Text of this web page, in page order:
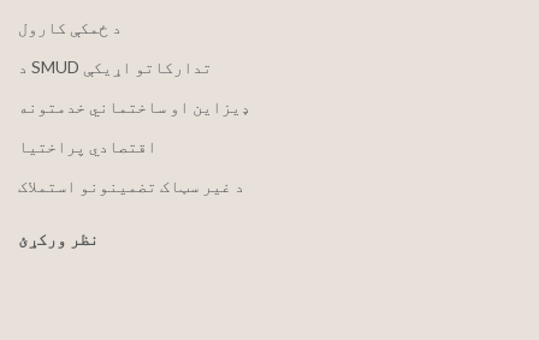
د ځمکې کارول
د SMUD تدارکاتو اړیکې
ډیزاین او ساختماني خدمتونه
اقتصادي پراختیا
د غیر سټاک تضمینونو استملاک
نظر ورکړئ